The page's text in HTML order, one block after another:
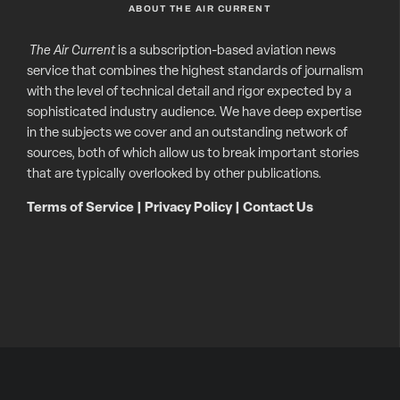
ABOUT THE AIR CURRENT
The Air Currentis a subscription-based aviation news
service that combines the highest standards of journalism
with the level of technical detail and rigor expected by a
sophisticated industry audience. We have deep expertise
in the subjects we cover and an outstanding network of
sources, both of which allow us to break important stories
that are typically overlooked by other publications.
Terms of Service Privacy Policy| Contact Us